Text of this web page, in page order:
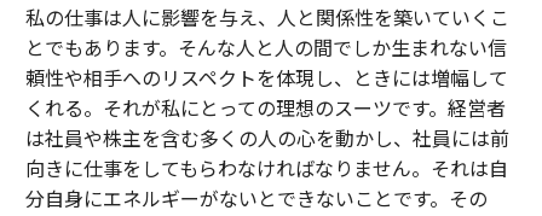
私の仕事は人に影響を与え、人と関係性を築いていくこ
とでもあります。そんな人と人の間でしか生まれない信
頼性や相手へのリスペクトを体現し、ときには増幅して
くれる。それが私にとっての理想のスーツです。経営者
は社員や株主を含む多くの人の心を動かし、社員には前
向きに仕事をしてもらわなければなりません。それは自
分自身にエネルギーがないとできないことです。その